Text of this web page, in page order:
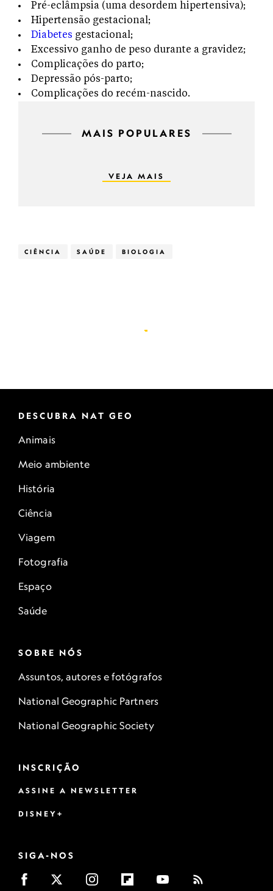
Pré-eclâmpsia (uma desordem hipertensiva);
Hipertensão gestacional;
Diabetes gestacional;
Excessivo ganho de peso durante a gravidez;
Complicações do parto;
Depressão pós-parto;
Complicações do recém-nascido.
MAIS POPULARES
VEJA MAIS
CIÊNCIA SAÚDE BIOLOGIA
DESCUBRA NAT GEO
Animais
Meio ambiente
História
Ciência
Viagem
Fotografia
Espaço
Saúde
SOBRE NÓS
Assuntos, autores e fotógrafos
National Geographic Partners
National Geographic Society
INSCRIÇÃO
ASSINE A NEWSLETTER
DISNEY+
SIGA-NOS